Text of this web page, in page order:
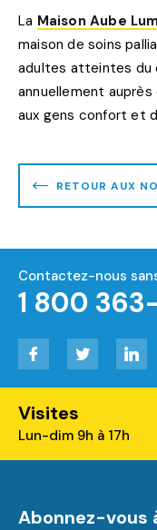
La Maison Aube
maison de soins
adultes atteintes du
annuellement
aux gens confort et
RETOUR AUX
Contactez-nous
1 800
Facebook Twitter
Visites
Lun-dim 9h à 17h
Abonnez-vous